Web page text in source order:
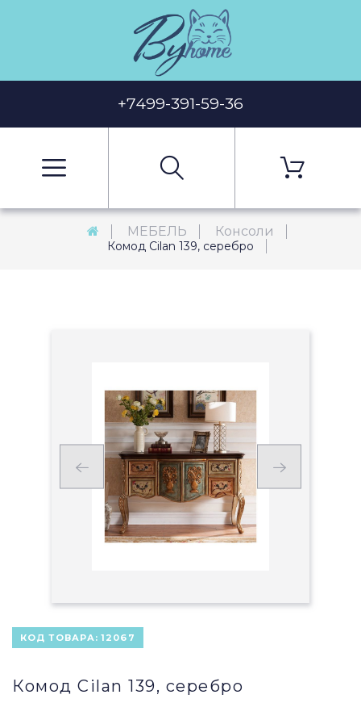
+7499-391-59-36
МЕБЕЛЬ Консоли
Комод Cilan 139, серебро
КОД ТОВАРА: 12067
Комод Cilan 139, серебро